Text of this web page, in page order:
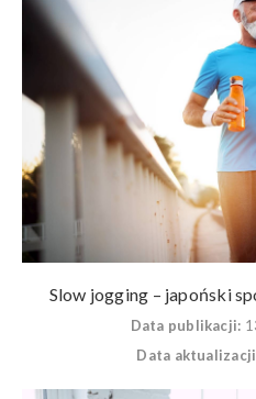
Slow jogging – japoński
Data publikacji:
Data